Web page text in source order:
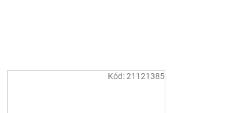
Kód:21121385